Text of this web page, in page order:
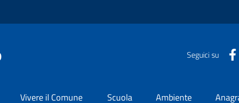
Seguici su
Vivere il Comune Scuola Ambiente